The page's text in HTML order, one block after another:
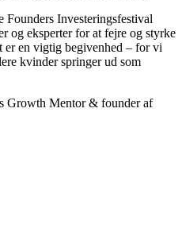
Founders Investeringsfestival
og eksperter for at fejre og styrke
en vigtig begivenhed – for vi
kvinder springer ud som
Growth Mentor & founder af